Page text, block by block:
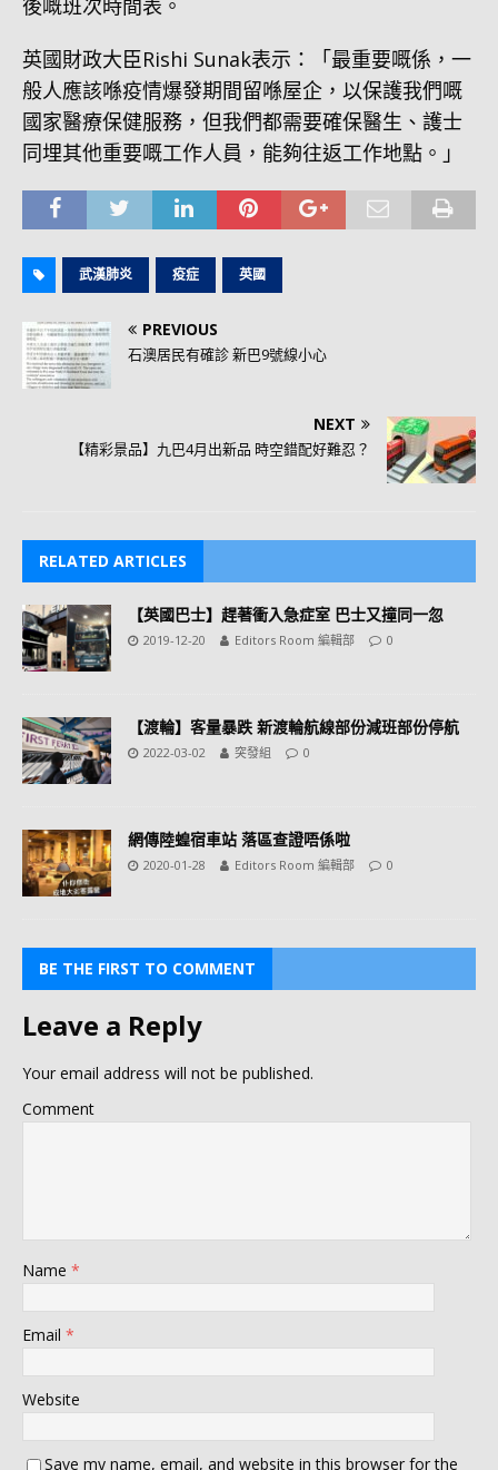
後嘅班次時間表。
英國財政大臣Rishi Sunak表示：「最重要嘅係，一
般人應該喺疫情爆發期間留喺屋企，以保護我們嘅
國家醫療保健服務，但我們都需要確保醫生、護士
同埋其他重要嘅工作人員，能夠往返工作地點。」
武漢肺炎 疫症 英國
PREVIOUS
石澳居民有確診 新巴9號線小心
NEXT
【精彩景品】九巴4月出新品 時空錯配好難忍？
RELATED ARTICLES
【英國巴士】趕著衝入急症室 巴士又撞同一忽
2019-12-20 Editors Room 編輯部 0
【渡輪】客量暴跌 新渡輪航線部份減班部份停航
2022-03-02 突發組 0
網傳陸蝗宿車站 落區查證唔係啦
2020-01-28 Editors Room 編輯部 0
BE THE FIRST TO COMMENT
Leave a Reply
Your email address will not be published.
Comment
Name *
Email *
Website
Save my name, email, and website in this browser for the